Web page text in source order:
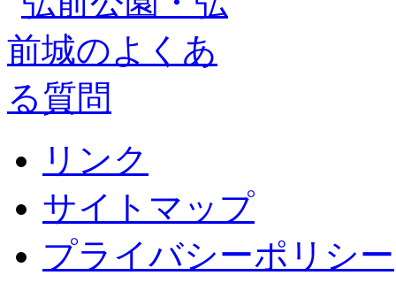
リンク
サイトマップ
プライバシーポリシー